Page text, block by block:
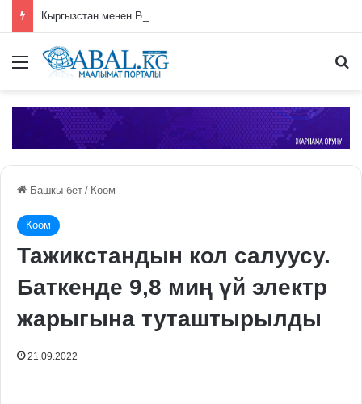
Меню
Башкы бет / Коом
Коом
Тажикстандын кол салуусу.
Баткенде 9,8 миң үй электр
жарыгына туташтырылды
21.09.2022